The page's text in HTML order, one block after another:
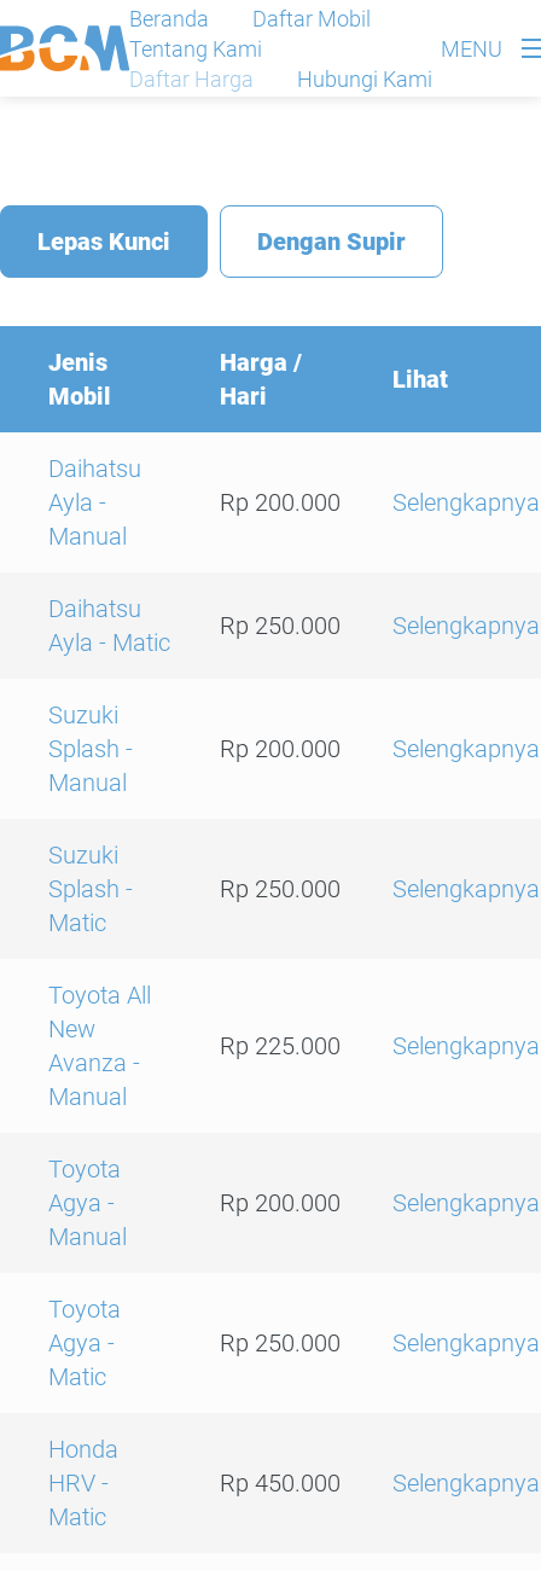
Beranda
Daftar Mobil
Tentang Kami
Daftar Harga
Hubungi Kami
MENU
Daftar Mobil
Tentang Kami
Daftar Harga
Hubungi Kami
CLOSE
Lepas Kunci Dengan Supir
Jenis
Mobil
Harga /
Hari
Lihat
Daihatsu
Ayla -
Manual
Rp 200.000 Selengkapnya
Daihatsu
Ayla - Matic
Rp 250.000 Selengkapnya
Suzuki
Splash -
Manual
Rp 200.000 Selengkapnya
Suzuki
Splash -
Matic
Rp 250.000 Selengkapnya
Toyota All
New
Avanza -
Manual
Rp 225.000 Selengkapnya
Toyota
Agya -
Manual
Rp 200.000 Selengkapnya
Toyota
Agya -
Matic
Rp 250.000 Selengkapnya
Honda
HRV -
Matic
Rp 450.000 Selengkapnya